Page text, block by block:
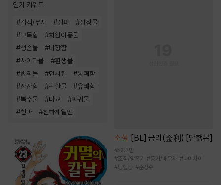
인기 키워드
#검객/무사 #정파 #성장물
#고독함 #차원이동물
#생존물 #비장함
#사이다물 #환생물
#빙의물 #먼치킨 #통쾌함
#잔잔함 #귀환물 #유쾌함
#복수물 #마교 #회귀물
#천마 #천하제일인
소설 [BL] 금리(金利) [단행본]
2.2만
#조직/암흑가 #동거/배우자 #나이차이
#냉혈공 #순정수